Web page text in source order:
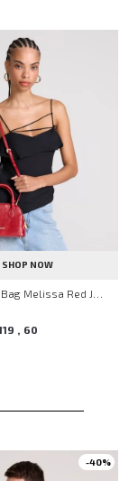
SHOP NOW
, 60
-40%